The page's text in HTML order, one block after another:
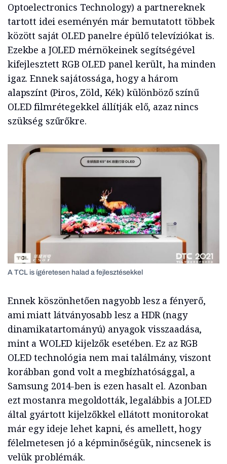
Optoelectronics Technology) a partnereknek
tartott idei eseményén már bemutatott többek
között saját OLED panelre épülő televíziókat is.
Ezekbe a JOLED mérnökeinek segítségével
kifejlesztett RGB OLED panel került, ha minden
igaz. Ennek sajátossága, hogy a három
alapszínt (Piros, Zöld, Kék) különböző színű
OLED filmrétegekkel állítják elő, azaz nincs
szükség szűrőkre.
A TCL is ígéretesen halad a fejlesztésekkel
Ennek köszönhetően nagyobb lesz a fényerő,
ami miatt látványosabb lesz a HDR (nagy
dinamikatartományú) anyagok visszaadása,
mint a WOLED kijelzők esetében. Ez az RGB
OLED technológia nem mai találmány, viszont
korábban gond volt a megbízhatósággal, a
Samsung 2014-ben is ezen hasalt el. Azonban
ezt mostanra megoldották, legalábbis a JOLED
által gyártott kijelzőkkel ellátott monitorokat
már egy ideje lehet kapni, és amellett, hogy
félelmetesen jó a képminőségük, nincsenek is
velük problémák.